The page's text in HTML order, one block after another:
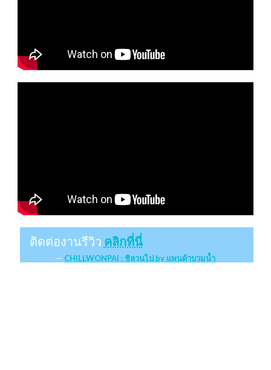
ติดต่องานรีวิว คลิกที่นี่
CHILLWONPAI : ชิลวนไป by แพนด้าบวมน้ำ